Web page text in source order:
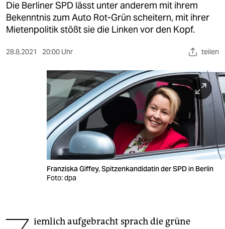
sport
berlin
nord
wahrheit
veranstaltungen
fragen & hilfe
Die Berliner SPD lässt unter anderem mit ihrem
Bekenntnis zum Auto Rot-Grün scheitern, mit ihrer
Mietenpolitik stößt sie die Linken vor den Kopf.
28.8.2021 20:00 Uhr teilen
Franziska Giffey, Spitzenkandidatin der SPD in Berlin
Foto: dpa
iemlich aufgebracht sprach die grüne